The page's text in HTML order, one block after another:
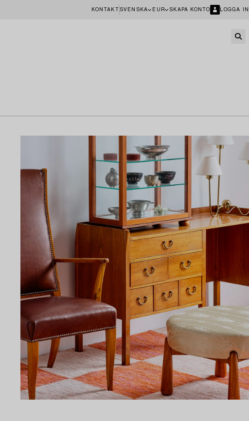
KONTAKT SVENSKA EUR SKAPA KONTO LOGGA IN